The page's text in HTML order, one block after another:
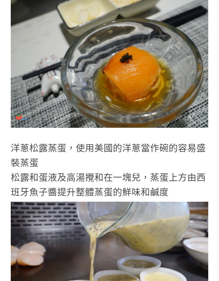
洋蔥松露蒸蛋，使用美國的洋蔥當作碗的容易盛
裝蒸蛋
松露和蛋液及高湯攪和在一塊兒，蒸蛋上方由西
班牙魚子醬提升整體蒸蛋的鮮味和鹹度